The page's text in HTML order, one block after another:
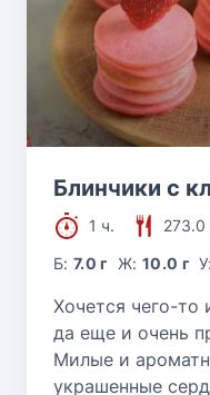
Блинчики с
1 ч.
273.0
Б:7.0 г Ж: 10.0 г
Хочется чего-то
да еще и очень
Милые и
украшенные